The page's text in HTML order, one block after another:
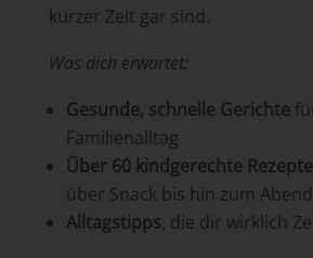
kurzer Zeit gar sind.
Was dich erwartet:
Gesunde, schnelle Gerichte
Familienalltag
Über 60 kindgerechte Rezepte
über Snack bis hin zum
Alltagstipps, die dir wirklich